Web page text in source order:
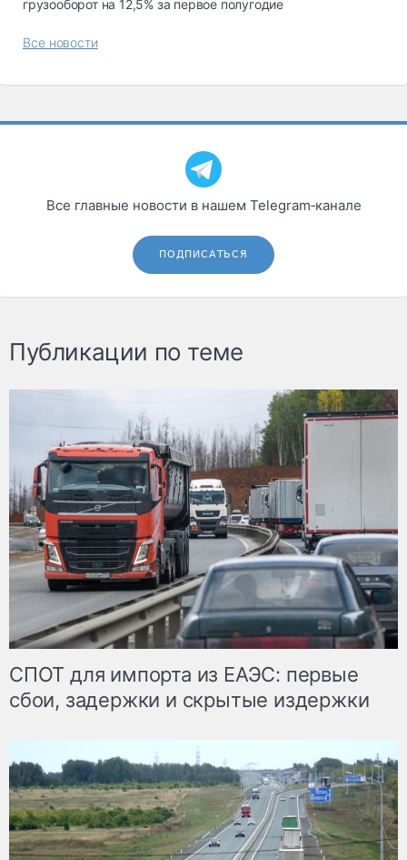
грузооборот на 12,5% за первое полугодие
Все новости
Все главные новости в нашем Telegram‑канале
ПОДПИСАТЬСЯ
Публикации по теме
СПОТ для импорта из ЕАЭС: первые
сбои, задержки и скрытые издержки